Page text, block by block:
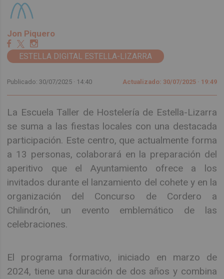
Jon Piquero
ESTELLA DIGITAL ESTELLA-LIZARRA
Publicado: 30/07/2025 · 14:40 Actualizado: 30/07/2025 · 19:49
La Escuela Taller de Hostelería de Estella-Lizarra
se suma a las fiestas locales con una destacada
participación. Este centro, que actualmente forma
a 13 personas, colaborará en la preparación del
aperitivo que el Ayuntamiento ofrece a los
invitados durante el lanzamiento del cohete y en la
organización del Concurso de Cordero a
Chilindrón, un evento emblemático de las
celebraciones.
El programa formativo, iniciado en marzo de
2024, tiene una duración de dos años y combina